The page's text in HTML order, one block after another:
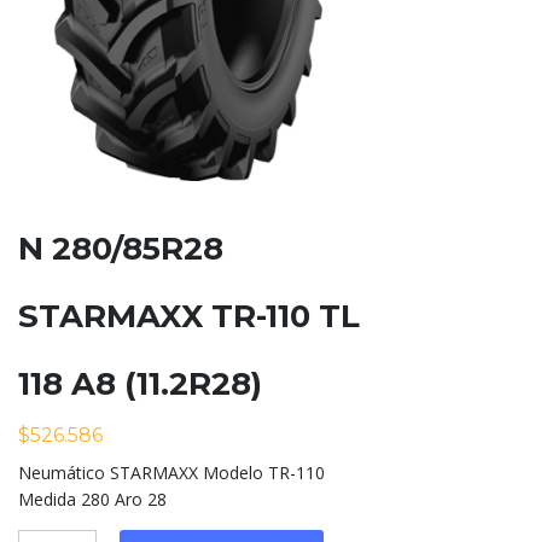
N 280/85R28
STARMAXX TR-110 TL
118 A8 (11.2R28)
$526.586
Neumático STARMAXX Modelo TR-110
Medida 280 Aro 28